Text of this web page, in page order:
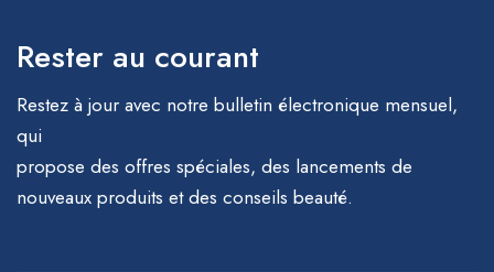
Rester au courant
Restez à jour avec notre bulletin électronique mensuel,
qui
propose des offres spéciales, des lancements de
nouveaux produits et des conseils beauté.